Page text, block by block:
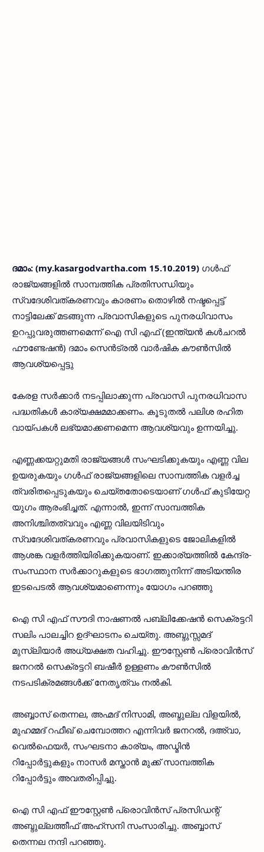
ദമാം: (my.kasargodvartha.com 15.10.2019) ഗള്‍ഫ്
രാജ്യങ്ങളില്‍ സാമ്പത്തിക പ്രതിസന്ധിയും
സ്വദേശിവത്കരണവും കാരണം തൊഴില്‍ നഷ്ടപ്പെട്ട്
നാട്ടിലേക്ക് മടങ്ങുന്ന പ്രവാസികളുടെ പുനരധിവാസം
ഉറപ്പുവരുത്തണമെന്ന് ഐ സി എഫ് (ഇന്ത്യന്‍ കള്‍ചറല്‍
ഫൗണ്ടേഷന്‍) ദമാം സെന്‍ട്രല്‍ വാര്‍ഷിക കൗണ്‍സില്‍
ആവശ്യപ്പെട്ടു
കേരള സര്‍ക്കാര്‍ നടപ്പിലാക്കുന്ന പ്രവാസി പുനരധിവാസ
പദ്ധതികള്‍ കാര്യക്ഷമമാക്കണം. കൂടുതല്‍ പലിശ രഹിത
വായ്പകള്‍ ലഭ്യമാക്കണമെന്ന ആവശ്യവും ഉന്നയിച്ചു.
എണ്ണക്കയറ്റുമതി രാജ്യങ്ങള്‍ സംഘടിക്കുകയും എണ്ണ വില
ഉയരുകയും ഗള്‍ഫ് രാജ്യങ്ങളിലെ സാമ്പത്തിക വളര്‍ച്ച
ത്വരിതപ്പെടുകയും ചെയ്തതോടെയാണ് ഗള്‍ഫ് കുടിയേറ്റ
യുഗം ആരംഭിച്ചത്. എന്നാല്‍, ഇന്ന് സാമ്പത്തിക
അനിശ്ചിതത്വവും എണ്ണ വിലയിടിവും
സ്വദേശിവത്കരണവും പ്രവാസികളുടെ ജോലികളില്‍
ആശങ്ക വളര്‍ത്തിയിരിക്കുകയാണ്. ഇക്കാര്യത്തില്‍ കേന്ദ്ര-
സംസ്ഥാന സര്‍ക്കാറുകളുടെ ഭാഗത്തുനിന്ന് അടിയന്തിര
ഇടപെടല്‍ ആവശ്യമാണെന്നും യോഗം പറഞ്ഞു
ഐ സി എഫ് സൗദി നാഷണല്‍ പബ്ലിക്കേഷന്‍ സെക്രട്ടറി
സലിം പാലച്ചിറ ഉദ്ഘാടനം ചെയ്തു. അബ്ദുസ്സമദ്
മുസ്ലിയാര്‍ അധ്യക്ഷത വഹിച്ചു. ഈസ്റ്റേണ്‍ പ്രൊവിന്‍സ്
ജനറല്‍ സെക്രട്ടറി ബഷീര്‍ ഉള്ളണം കൗണ്‍സില്‍
നടപടിക്രമങ്ങള്‍ക്ക് നേതൃത്വം നല്‍കി.
അബ്ബാസ് തെന്നല, അഹ്മദ് നിസാമി, അബ്ദുല്ല വിളയില്‍,
മുഹമ്മദ് റഫീഖ് ചെമ്പോത്തറ എന്നിവര്‍ ജനറല്‍, ദഅ്‌വാ,
വെല്‍ഫെയര്‍, സംഘടനാ കാര്യം, അഡ്മിന്‍
റിപ്പോര്‍ട്ടുകളും നാസര്‍ മസ്താന്‍ മുക്ക് സാമ്പത്തിക
റിപ്പോര്‍ട്ടും അവതരിപ്പിച്ചു.
ഐ സി എഫ് ഈസ്റ്റേണ്‍ പ്രൊവിന്‍സ് പ്രസിഡന്റ്
അബ്ദുല്ലത്തീഫ് അഹ്സനി സംസാരിച്ചു. അബ്ബാസ്
തെന്നല നന്ദി പറഞ്ഞു.